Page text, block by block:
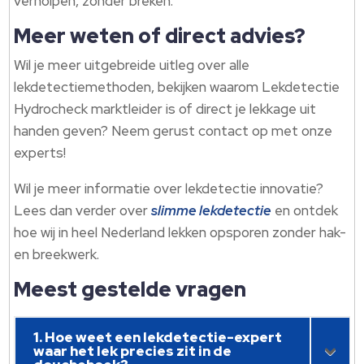
Meer weten of direct advies?
Wil je meer uitgebreide uitleg over alle
lekdetectiemethoden, bekijken waarom Lekdetectie
Hydrocheck marktleider is of direct je lekkage uit
handen geven? Neem gerust contact op met onze
experts!
Wil je meer informatie over lekdetectie innovatie?
Lees dan verder overslimme lekdetectie en ontdek
hoe wij in heel Nederland lekken opsporen zonder hak-
en breekwerk.
Meest gestelde vragen
1. Hoe weet een lekdetectie-expert
waar het lek precies zit in de